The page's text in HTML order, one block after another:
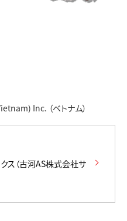
Inc. （ベトナム）
ス（古河AS株式会社サ